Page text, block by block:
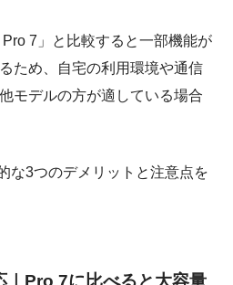
7」と比較すると一部機能が
ため、自宅の利用環境や通信
モデルの方が適している場合
な3つのデメリットと注意点を
｜Pro 7に比べると大容量